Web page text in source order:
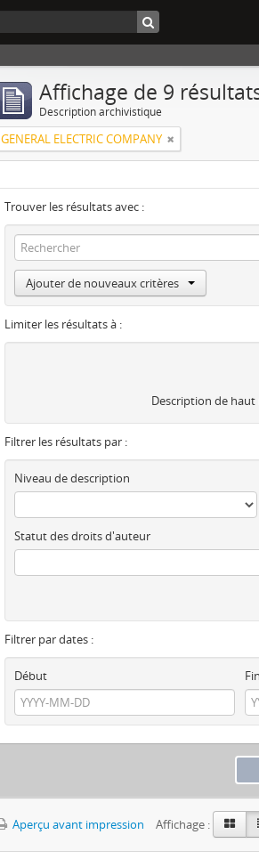
Affichage de 9
Description archivistique
GENERAL ELECTRIC COMPANY
Trouver les résultats avec :
Ajouter de nouveaux critères
Limiter les résultats à :
Description de haut
Filtrer les résultats par :
Niveau de description
Statut des droits d'auteur
Filtrer par dates :
Début
Fin
Aperçu avant impression Affichage :